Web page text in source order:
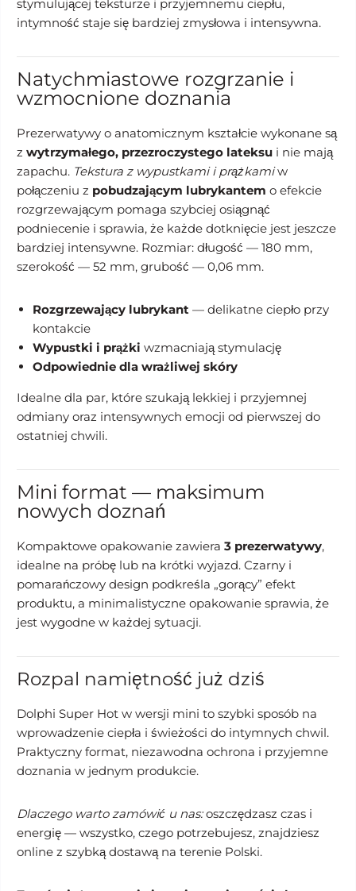
stymulującej teksturze i przyjemnemu ciepłu,
intymność staje się bardziej zmysłowa i intensywna.
Natychmiastowe rozgrzanie i
wzmocnione doznania
Prezerwatywy o anatomicznym kształcie wykonane są
z wytrzymałego, przezroczystego lateksu i nie mają
zapachu. Tekstura z wypustkami i prążkamiw
połączeniu z pobudzającym lubrykantem o efekcie
rozgrzewającym pomaga szybciej osiągnąć
podniecenie i sprawia, że każde dotknięcie jest jeszcze
bardziej intensywne. Rozmiar: długość — 180 mm,
szerokość — 52 mm, grubość — 0,06 mm.
Rozgrzewający lubrykant — delikatne ciepło przy
kontakcie
Wypustki i prążki wzmacniają stymulację
Odpowiednie dla wrażliwej skóry
Idealne dla par, które szukają lekkiej i przyjemnej
odmiany oraz intensywnych emocji od pierwszej do
ostatniej chwili.
Mini format — maksimum
nowych doznań
Kompaktowe opakowanie zawiera 3 prezerwatywy,
idealne na próbę lub na krótki wyjazd. Czarny i
pomarańczowy design podkreśla „gorący” efekt
produktu, a minimalistyczne opakowanie sprawia, że
jest wygodne w każdej sytuacji.
Rozpal namiętność już dziś
Dolphi Super Hot w wersji mini to szybki sposób na
wprowadzenie ciepła i świeżości do intymnych chwil.
Praktyczny format, niezawodna ochrona i przyjemne
doznania w jednym produkcie.
Dlaczego warto zamówić u nas:oszczędzasz czas i
energię — wszystko, czego potrzebujesz, znajdziesz
online z szybką dostawą na terenie Polski.